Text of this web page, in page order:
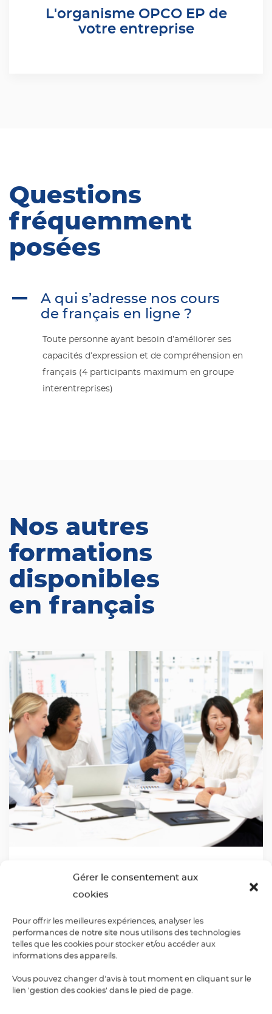
Gérer le consentement aux
cookies
Pour offrir les meilleures expériences, analyser les
performances de notre site nous utilisons des technologies
telles que les cookies pour stocker et/ou accéder aux
informations des appareils.
Vous pouvez changer d'avis à tout moment en cliquant sur le
lien 'gestion des cookies' dans le pied de page.
L'organisme OPCO EP de
votre entreprise
Questions
fréquemment
posées
A
A qui s’adresse nos cours
de français en ligne ?
Toute personne ayant besoin d’améliorer ses
capacités d’expression et de compréhension en
français (4 participants maximum en groupe
interentreprises)
Nos autres
formations
disponibles
en français
Stage d’anglais intensif :